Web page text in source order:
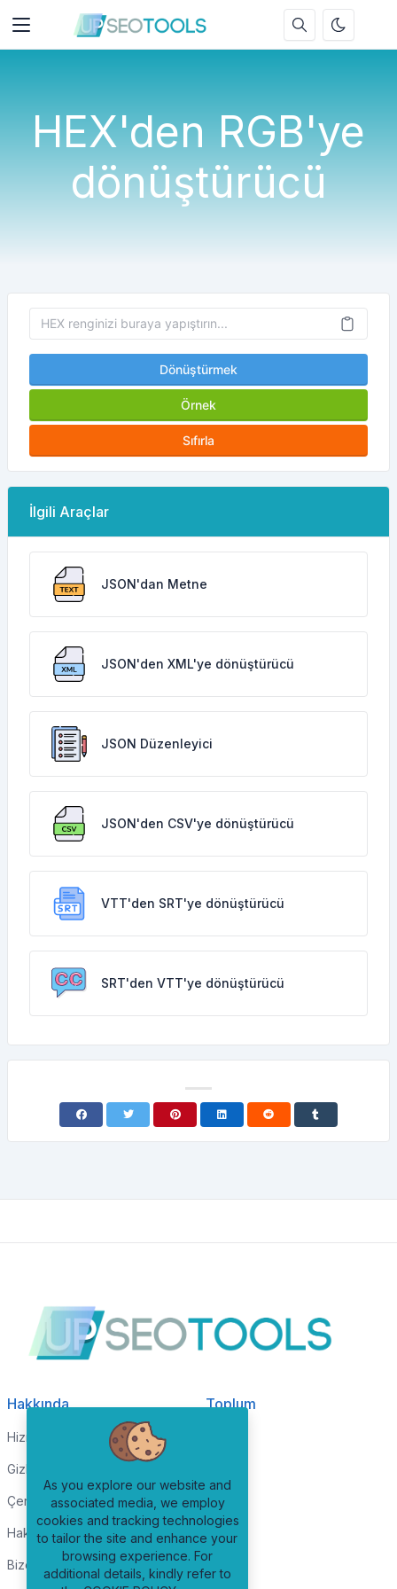
HEX'den RGB'ye
dönüştürücü
Dönüştürmek
Örnek
Sıfırla
İlgili Araçlar
JSON'dan Metne
JSON'den XML'ye dönüştürücü
JSON Düzenleyici
JSON'den CSV'ye dönüştürücü
VTT'den SRT'ye dönüştürücü
SRT'den VTT'ye dönüştürücü
Hakkında
Hizmet şartları
Gizlilik Politikası
Çerez politikası
Hakkımızda
Bize Ulaşın
Toplum
As you explore our website and
associated media, we employ
cookies and tracking technologies
to tailor the site and enhance your
browsing experience. For
additional details, kindly refer to